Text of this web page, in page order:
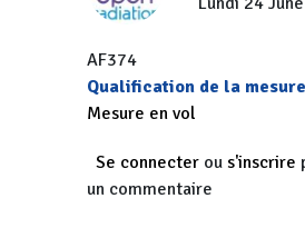
AF374
Qualification de la mesure
Mesure en vol
Se connecter ou s'inscrire
un commentaire